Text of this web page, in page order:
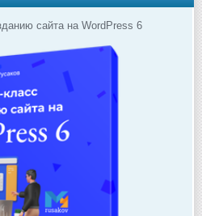
сайта на WordPress 6